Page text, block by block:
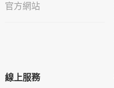
官方網站
線上服務